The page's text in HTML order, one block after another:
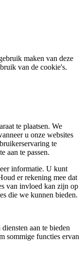
maken van deze
van de cookie's.
te plaatsen. We
u onze websites
te
aan te passen.
informatie. U kunt
er rekening mee dat
van invloed kan zijn op
die we kunnen bieden.
aan te bieden
sommige functies ervan